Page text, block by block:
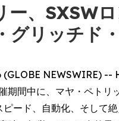
ー、SXSW
グリッチド
NEWSWIRE) --
期間中に、マヤ・ペト
ード、自動化、そして